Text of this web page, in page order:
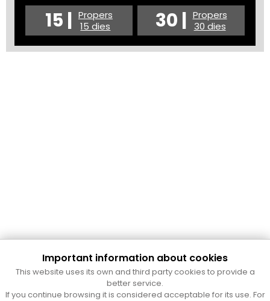
15 | Propers
15 dies
30 | Propers
30 dies
Cultura Mataró
Ajuntament de Mataró
C. de Sant Josep, 9 (Mataró, 08302)
Important information about cookies
This website uses its own and third party cookies to provide a
better service.
If you continue browsing it is considered acceptable for its use. For